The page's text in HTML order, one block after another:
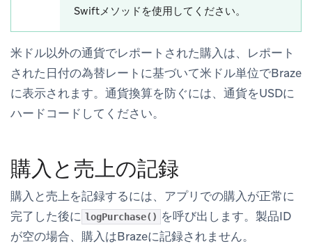
Swiftメソッドを使用してください。
米ドル以外の通貨でレポートされた購入は、レポート
された日付の為替レートに基づいて米ドル単位でBraze
に表示されます。通貨換算を防ぐには、通貨をUSDに
ハードコードしてください。
購入と売上の記録
購入と売上を記録するには、アプリでの購入が正常に
完了した後に logPurchase() を呼び出します。製品ID
が空の場合、購入はBrazeに記録されません。